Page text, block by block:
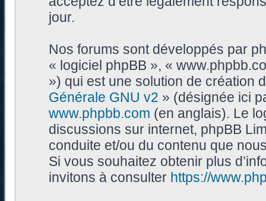
jour.
Nos forums sont développés par
« logiciel phpBB », «
») qui est une solution de création
Générale GNU v2 » (désignée ici
www.phpbb.com (en anglais). Le
discussions sur internet, phpBB
conduite et/ou du contenu que
Si vous souhaitez obtenir plus
invitons à consulter https://